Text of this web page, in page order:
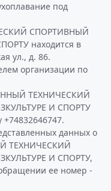
под
СПОРТИВНЫЙ
находится в
ул., д. 86.
организации по
ТЕХНИЧЕСКИЙ
И СПОРТУ
данных о
ТЕХНИЧЕСКИЙ
И СПОРТУ,
ее номер -